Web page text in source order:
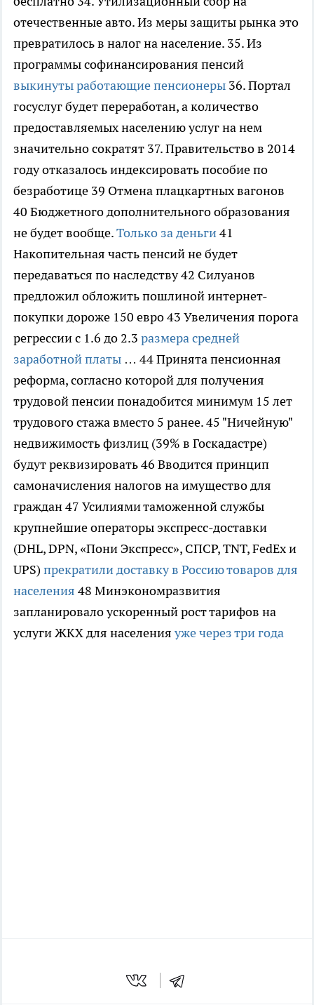
отечественные авто. Из меры защиты рынка это
превратилось в налог на население. 35. Из
программы софинансирования пенсий
выкинуты работающие пенсионеры 36. Портал
госуслуг будет переработан, а количество
предоставляемых населению услуг на нем
значительно сократят 37. Правительство в 2014
году отказалось индексировать пособие по
безработице 39 Отмена плацкартных вагонов
40 Бюджетного дополнительного образования
не будет вообще.Только за деньги41
Накопительная часть пенсий не будет
передаваться по наследству 42 Силуанов
предложил обложить пошлиной интернет-
покупки дороже 150 евро 43 Увеличения порога
регрессии с 1.6 до 2.3 размера средней
заработной платы … 44 Принята пенсионная
реформа, согласно которой для получения
трудовой пенсии понадобится минимум 15 лет
трудового стажа вместо 5 ранее. 45 "Ничейную"
недвижимость физлиц (39% в Госкадастре)
будут реквизировать 46 Вводится принцип
самоначисления налогов на имущество для
граждан 47 Усилиями таможенной службы
крупнейшие операторы экспресс-доставки
(DHL, DPN, «Пони Экспресс», СПСР, TNT, FedEx и
UPS) прекратили доставку в Россию товаров для
населения 48 Минэкономразвития
запланировало ускоренный рост тарифов на
услуги ЖКХ для населения уже через три года